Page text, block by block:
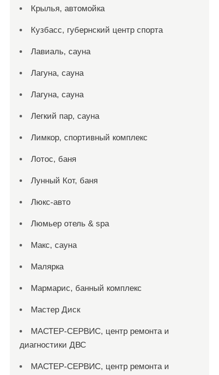
Крылья, автомойка
Кузбасс, губернский центр спорта
Лавиаль, сауна
Лагуна, сауна
Лагуна, сауна
Легкий пар, сауна
Лимкор, спортивный комплекс
Лотос, баня
Лунный Кот, баня
Люкс-авто
Люмьер отель & spa
Макс, сауна
Малярка
Мармарис, банный комплекс
Мастер Диск
МАСТЕР-СЕРВИС, центр ремонта и
диагностики ДВС
МАСТЕР-СЕРВИС, центр ремонта и